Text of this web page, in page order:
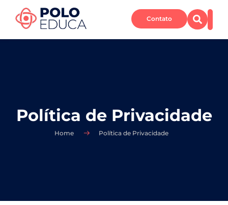
Contato
Política de Privacidade
Home Política de Privacidade